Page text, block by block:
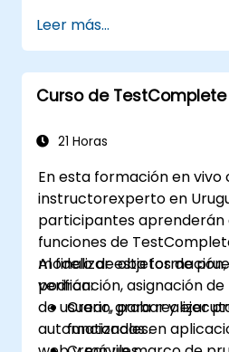
Leer más...
Curso de TestComplete
21 Horas
En esta formación en vivo
instructorexperto en
participantes aprenderán
funciones de
modelo de objetos de
verificación, asignación
de usuario, para realizar
automatizadas en
Al finalizar esta
podrán:
Crear, grabar y
funcionales.